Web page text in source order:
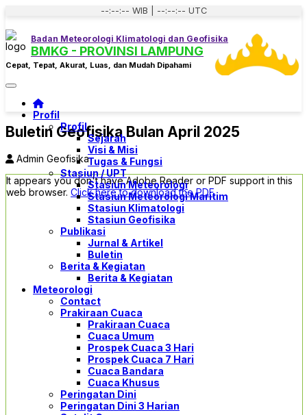
--:--:-- WIB | --:--:-- UTC
Badan Meteorologi Klimatologi dan Geofisika
BMKG - PROVINSI LAMPUNG
Cepat, Tepat, Akurat, Luas, dan Mudah Dipahami
Toggle navigation
Profil
Profil
Sejarah
Visi & Misi
Tugas & Fungsi
Stasiun / UPT
Stasiun Meteorologi
Stasiun Meteorologi Maritim
Stasiun Klimatologi
Stasiun Geofisika
Publikasi
Jurnal & Artikel
Buletin
Berita & Kegiatan
Berita & Kegiatan
Meteorologi
Contact
Prakiraan Cuaca
Prakiraan Cuaca
Cuaca Umum
Prospek Cuaca 3 Hari
Prospek Cuaca 7 Hari
Cuaca Bandara
Cuaca Khusus
Peringatan Dini
Peringatan Dini 3 Harian
Buletin Geofisika Bulan April 2025
Admin Geofisika
It appears you don't have Adobe Reader or PDF support in this
web browser. Click here to download the PDF